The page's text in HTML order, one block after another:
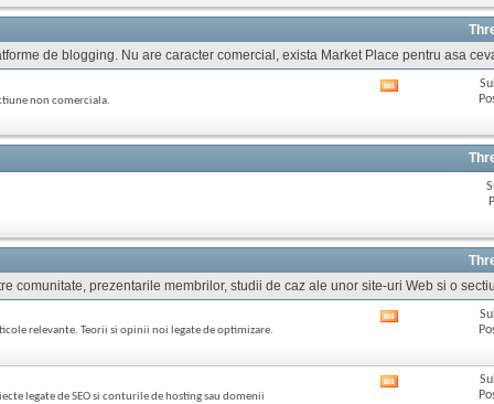
ul
forum
de blogging. Nu are caracter comercial, exista Market Place pentru asa
non comerciala.
ul
forum
comunitate, prezentarile membrilor, studii de caz ale unor site-uri Web si o
relevante. Teorii si opinii noi legate de optimizare.
ul
legate de SEO si conturile de hosting sau domenii